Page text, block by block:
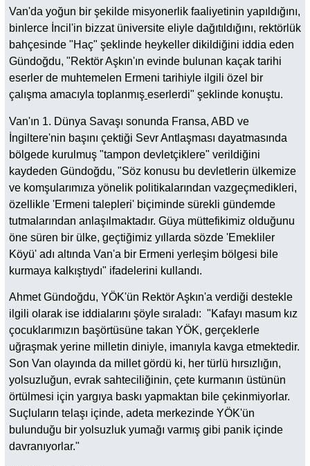
Van'da yoğun bir şekilde misyonerlik faaliyetinin yapıldığını,
binlerce İncil'in bizzat üniversite eliyle dağıtıldığını, rektörlük
bahçesinde "Haç" şeklinde heykeller dikildiğini iddia eden
Gündoğdu, "Rektör Aşkın'ın evinde bulunan kaçak tarihi
eserler de muhtemelen Ermeni tarihiyle ilgili özel bir
çalışma amacıyla toplanmış eserlerdi" şeklinde konuştu.
Van'ın 1. Dünya Savaşı sonunda Fransa, ABD ve
İngiltere'nin başını çektiği Sevr Antlaşması dayatmasında
bölgede kurulmuş "tampon devletçiklere" verildiğini
kaydeden Gündoğdu, "Söz konusu bu devletlerin ülkemize
ve komşularımıza yönelik politikalarından vazgeçmedikleri,
özellikle 'Ermeni talepleri' biçiminde sürekli gündemde
tutmalarından anlaşılmaktadır. Güya müttefikimiz olduğunu
öne süren bir ülke, geçtiğimiz yıllarda sözde 'Emekliler
Köyü' adı altında Van'a bir Ermeni yerleşim bölgesi bile
kurmaya kalkıştıydı" ifadelerini kullandı.
Ahmet Gündoğdu, YÖK'ün Rektör Aşkın'a verdiği destekle
ilgili olarak ise iddialarını şöyle sıraladı: "Kafayı masum kız
çocuklarımızın başörtüsüne takan YÖK, gerçeklerle
uğraşmak yerine milletin diniyle, imanıyla kavga etmektedir.
Son Van olayında da millet gördü ki, her türlü hırsızlığın,
yolsuzluğun, evrak sahteciliğinin, çete kurmanın üstünün
örtülmesi için yargıya baskı yapmaktan bile çekinmiyorlar.
Suçluların telaşı içinde, adeta merkezinde YÖK'ün
bulunduğu bir yolsuzluk yumağı varmış gibi panik içinde
davranıyorlar."